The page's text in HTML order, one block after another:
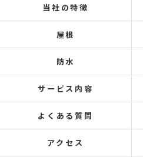
当社の特徴
屋根
防水
サービス内容
よくある質問
アクセス